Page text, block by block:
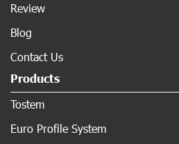
Review
Blog
Contact Us
Products
Tostem
Euro Profile System